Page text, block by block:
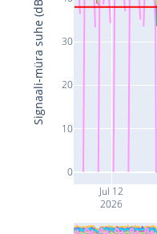
Jul 12
2026
0
10
20
30
Signaali-müra suhe (dB)